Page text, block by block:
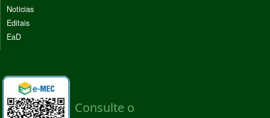
Noticias
Editais
EaD